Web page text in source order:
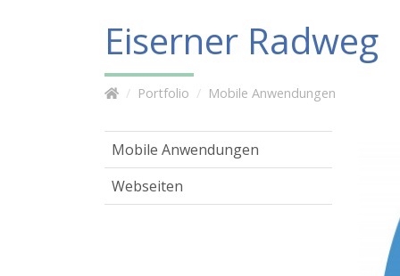
Eiserner Radweg
Portfolio Mobile Anwendungen
Mobile Anwendungen
Webseiten